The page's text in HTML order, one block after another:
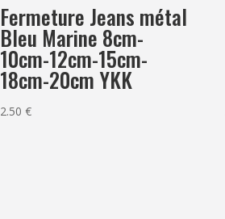
Fermeture Jeans métal
Bleu Marine 8cm-
10cm-12cm-15cm-
18cm-20cm YKK
2.50€